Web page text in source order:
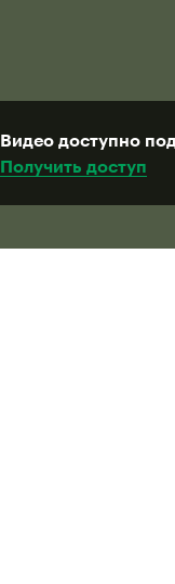
Видео доступно
Получить доступ